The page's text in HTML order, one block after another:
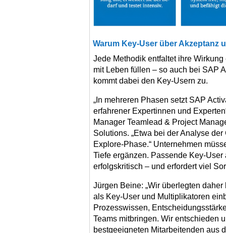
Warum Key-User über Akzeptanz
Jede Methodik entfaltet ihre
mit Leben füllen – so auch bei SAP
kommt dabei den Key-Usern zu.
„In mehreren Phasen setzt SAP
erfahrener Expertinnen und
Manager Teamlead & Project
Solutions. „Etwa bei der Analyse
Explore-Phase.“ Unternehmen
Tiefe ergänzen. Passende Key-
erfolgskritisch – und erfordert viel
Jürgen Beine: „Wir überlegten
als Key-User und Multiplikatoren
Prozesswissen,
Teams mitbringen. Wir entschieden
bestgeeigneten Mitarbeitenden aus